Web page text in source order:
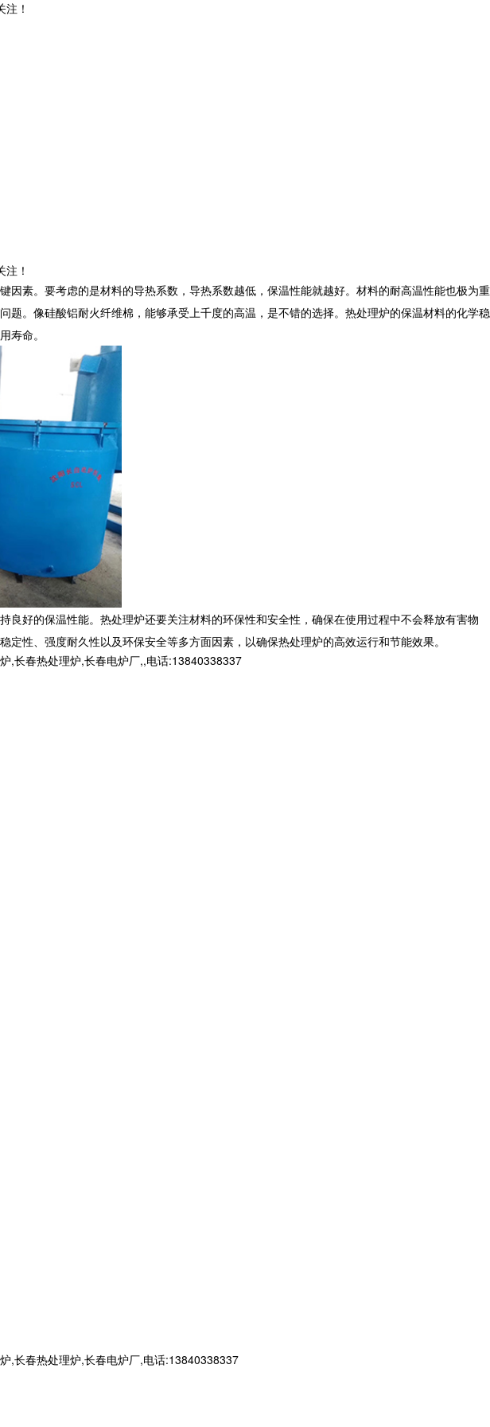
！
！
素。要考虑的是材料的导热系数，导热系数越低，保温性能就越好。材料的耐高温性能也极为重
。像硅酸铝耐火纤维棉，能够承受上千度的高温，是不错的选择。热处理炉的保温材料的化学稳
寿命。
好的保温性能。热处理炉还要关注材料的环保性和安全性，确保在使用过程中不会释放有害物
性、强度耐久性以及环保安全等多方面因素，以确保热处理炉的高效运行和节能效果。
,长春热处理炉,长春电炉厂,,电话:13840338337
,长春热处理炉,长春电炉厂,电话:13840338337